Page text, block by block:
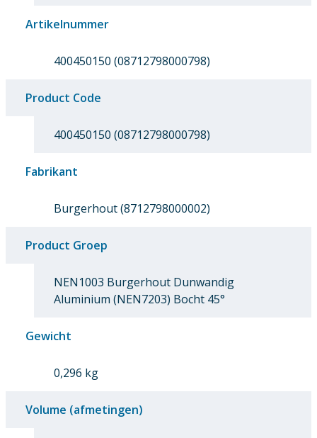
Artikelnummer
400450150 (08712798000798)
Product Code
400450150 (08712798000798)
Fabrikant
Burgerhout (8712798000002)
Product Groep
NEN1003 Burgerhout Dunwandig
Aluminium (NEN7203) Bocht 45°
Gewicht
0,296 kg
Volume (afmetingen)